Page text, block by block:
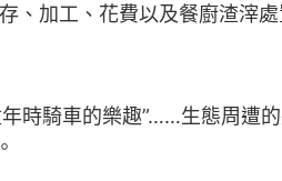
、加工、花費以及餐廚渣滓
時騎車的樂趣”……生態周